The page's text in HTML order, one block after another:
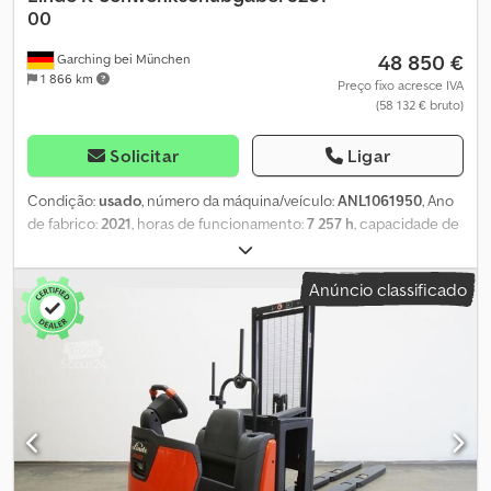
Garching bei München
1 866 km
00
48 850 €
Preço fixo acresce IVA
(58 132 € bruto)
Solicitar Ligar
Condição:usado, número da máquina/veículo:ANL1061950, Ano
de fabrico:2021, horas de funcionamento:7 257 h, capacidade de
, altura de elevação:
5 650 mm, centro de carga:600 mm, tipo de mastro:triplex,
capacidade da bateria:
, tensão da bateria:80 V, largura do
suporte de garfos:
, comprimento do garfo:
peso em vazio:
, altura total: 6 900 mm
, largura total: 1 750 mm
, combustível:
, - Aquamatic com bateria - Conector do veículo
REMA 320A - Troca lateral de bateria com rolos - Suporte de
garfos - Garfo rotativo - Estrutura de aço - 2x faróis de trabalho
LED dianteiros - Luz estroboscópica - Spot traseiro: BlueSpot -
Espelhos retrovisores externos - Suporte com prancheta de
Anúncio classificado